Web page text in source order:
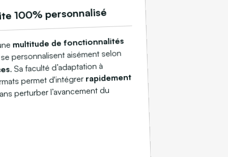
100% personnalisé
multitude de fonctionnalités
personnalisent aisément selon
. Sa faculté d’adaptation à
permet d'intégrer rapidement
perturber l’avancement du